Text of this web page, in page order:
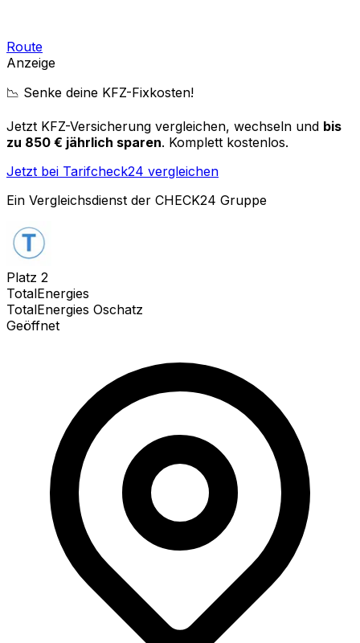
Route
Anzeige
📉 Senke deine KFZ-Fixkosten!
Jetzt KFZ-Versicherung vergleichen, wechseln und bis
zu 850 € jährlich sparen. Komplett kostenlos.
Jetzt bei Tarifcheck24 vergleichen
Ein Vergleichsdienst der CHECK24 Gruppe
Platz 2
TotalEnergies
TotalEnergies Oschatz
Geöffnet